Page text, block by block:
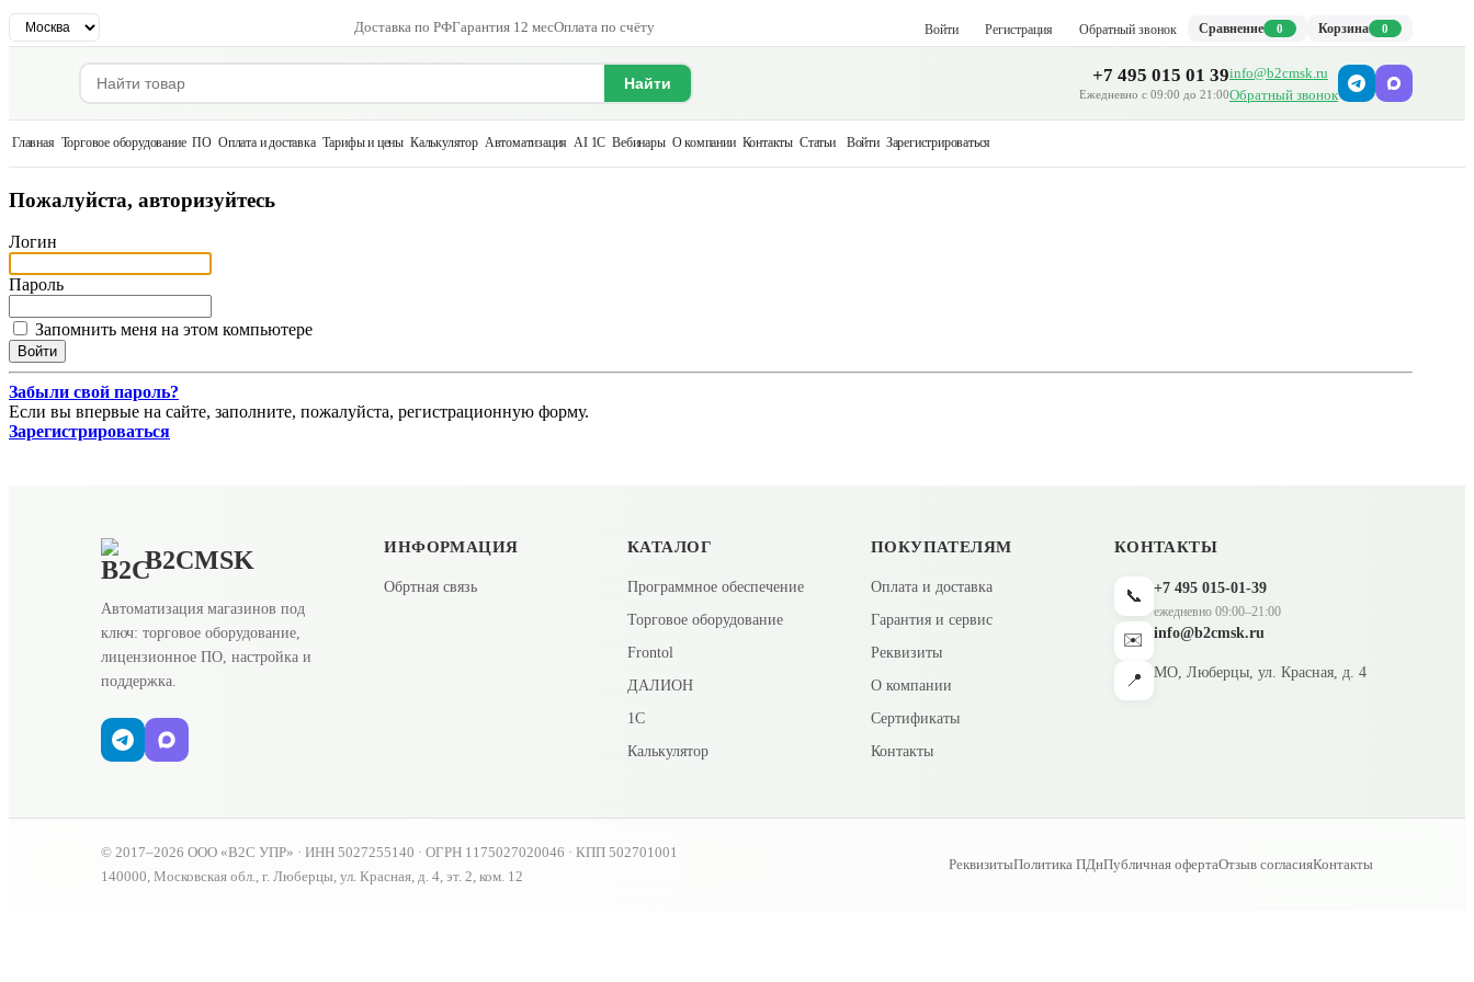
Доставка по РФГарантия 12 месОплата по счёту Войти Регистрация Обратный звонок Сравнение 0 Корзина 0
Найти +7 495 015 01 39
Ежедневно с 09:00 до 21:00
info@b2cmsk.ru
Обратный звонок
Главная Торговое оборудование ПО Оплата и доставка Тарифы и цены Калькулятор Автоматизация AI 1С Вебинары О компании Контакты Статьи Войти Зарегистрироваться
Пожалуйста, авторизуйтесь
Логин
Пароль
Запомнить меня на этом компьютере
Забыли свой пароль?
Если вы впервые на сайте, заполните, пожалуйста, регистрационную форму.
Зарегистрироваться
B2CMSK
Автоматизация магазинов под
ключ: торговое оборудование,
лицензионное ПО, настройка и
поддержка.
ИНФОРМАЦИЯ
Обртная связь
КАТАЛОГ
Программное обеспечение
Торговое оборудование
Frontol
ДАЛИОН
1С
Калькулятор
ПОКУПАТЕЛЯМ
Оплата и доставка
Гарантия и сервис
Реквизиты
О компании
Сертификаты
Контакты
КОНТАКТЫ
📞 +7 495 015-01-39
ежедневно 09:00–21:00
✉️ info@b2cmsk.ru
📍 МО, Люберцы, ул. Красная, д. 4
© 2017–2026 ООО «В2С УПР» · ИНН 5027255140 · ОГРН 1175027020046 · КПП 502701001
140000, Московская обл., г. Люберцы, ул. Красная, д. 4, эт. 2, ком. 12
РеквизитыПолитика ПДнПубличная офертаОтзыв согласияКонтакты